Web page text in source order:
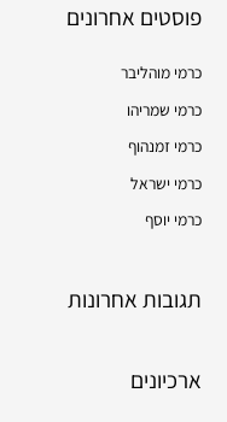
r
f
o
r
:
פוסטים אחרונים
כרמי מוהליבר
כרמי שמריהו
כרמי זמנהוף
כרמי ישראל
כרמי יוסף
תגובות אחרונות
ארכיונים